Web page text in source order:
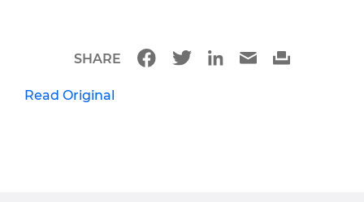
Read Original
SHARE